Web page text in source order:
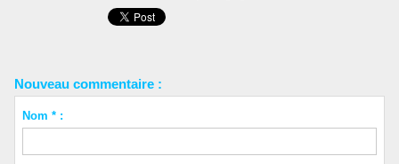
Nouveau commentaire :
Nom * :